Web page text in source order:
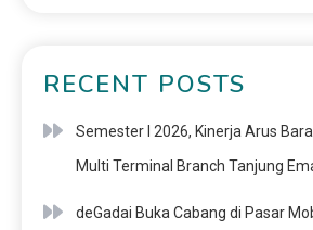
RECENT POSTS
Semester I 2026, Kinerja Arus
Multi Terminal Branch Tanjung
deGadai Buka Cabang di Pasar